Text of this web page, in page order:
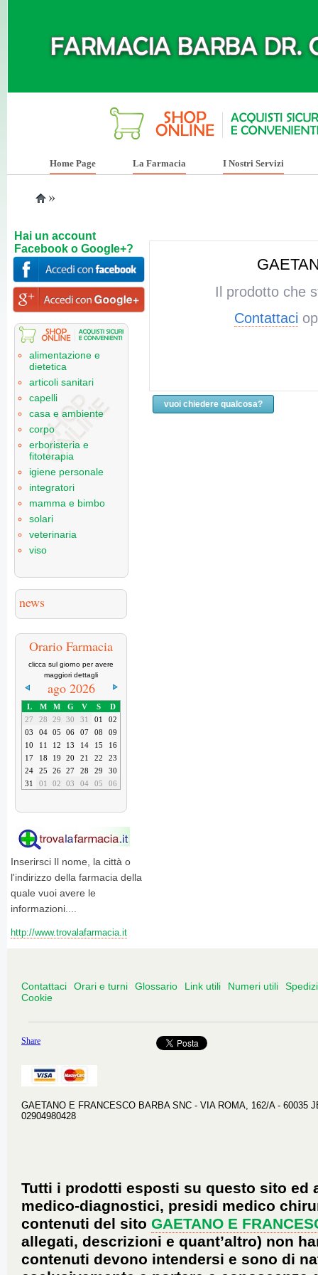
Hai un account
Facebook o Google+?
alimentazione e
dietetica
articoli sanitari
capelli
casa e ambiente
corpo
erboristeria e
fitoterapia
igiene personale
integratori
mamma e bimbo
solari
veterinaria
viso
news
Orario Farmacia
clicca sul giorno per avere
maggiori dettagli
ago 2026
L M M G V S
D
27
28 29 30 31 01
02
03
04 05 06 07 08
09
10
11 12 13 14 15
16
17
18 19 20 21 22
23
24
25 26 27 28 29
30
31
01 02 03 04 05 06
Inserirsci Il nome, la città o
l'indirizzo della farmacia della
quale vuoi avere le
informazioni....
http://www.trovalafarmacia.it
Home Page La Farmacia I Nostri Servizi
»
Il prodotto che
Contattaci
vuoi chiedere qualcosa?
Contattaci Orari e turni Glossario Link utili Numeri utili
Cookie
Share
GAETANO E FRANCESCO BARBA SNC - VIA ROMA, 162/A - 60035
02904980428
Tutti i prodotti esposti su questo sito
medico-diagnostici, presidi medico
contenuti del sito GAETANO E
allegati, descrizioni e quant’altro) non
contenuti devono intendersi e sono di